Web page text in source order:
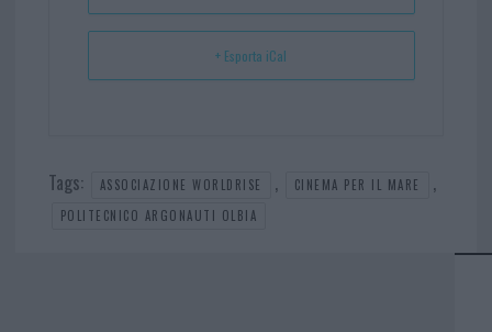
+ Esporta iCal
Tags: ASSOCIAZIONE WORLDRISE , CINEMA PER IL MARE ,
POLITECNICO ARGONAUTI OLBIA